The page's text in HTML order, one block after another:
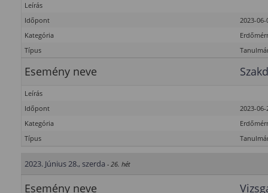
Leírás
Időpont
2023-06-
Kategória
Típus
Esemény neve
Leírás
Időpont
2023-06-
Kategória
Típus
2023. Június 28., szerda - 26. hét
Esemény neve